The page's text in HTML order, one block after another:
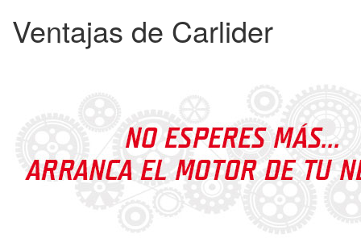
Ventajas de Carlider